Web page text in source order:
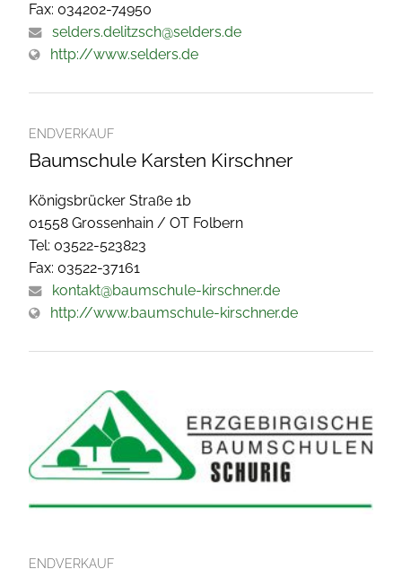
Fax: 034202-74950
selders.delitzsch@selders.de
http://www.selders.de
ENDVERKAUF
Baumschule Karsten Kirschner
Königsbrücker Straße 1b
01558 Grossenhain / OT Folbern
Tel: 03522-523823
Fax: 03522-37161
kontakt@baumschule-kirschner.de
http://www.baumschule-kirschner.de
ENDVERKAUF